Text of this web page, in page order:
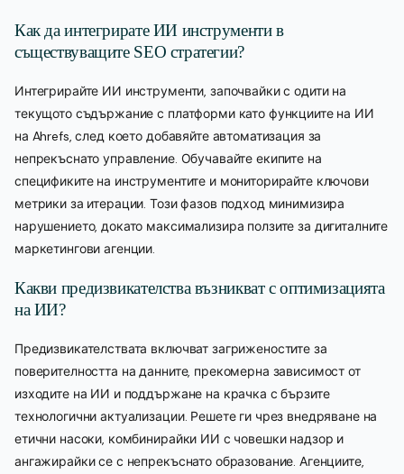
Как да интегрирате ИИ инструменти в
съществуващите SEO стратегии?
Интегрирайте ИИ инструменти, започвайки с одити на
текущото съдържание с платформи като функциите на ИИ
на Ahrefs, след което добавяйте автоматизация за
непрекъснато управление. Обучавайте екипите на
спецификите на инструментите и мониторирайте ключови
метрики за итерации. Този фазов подход минимизира
нарушението, докато максимализира ползите за дигиталните
маркетингови агенции.
Какви предизвикателства възникват с оптимизацията
на ИИ?
Предизвикателствата включват загриженостите за
поверителността на данните, прекомерна зависимост от
изходите на ИИ и поддържане на крачка с бързите
технологични актуализации. Решете ги чрез внедряване на
етични насоки, комбинирайки ИИ с човешки надзор и
ангажирайки се с непрекъснато образование. Агенциите,